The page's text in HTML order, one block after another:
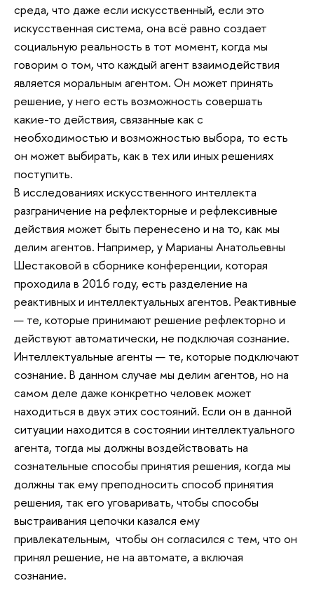
среда, что даже если искусственный, если это
искусственная система, она всё равно создает
социальную реальность в тот момент, когда мы
говорим о том, что каждый агент взаимодействия
является моральным агентом. Он может принять
решение, у него есть возможность совершать
какие-то действия, связанные как с
необходимостью и возможностью выбора, то есть
он может выбирать, как в тех или иных решениях
поступить.
В исследованиях искусственного интеллекта
разграничение на рефлекторные и рефлексивные
действия может быть перенесено и на то, как мы
делим агентов. Например, у Марианы Анатольевны
Шестаковой в сборнике конференции, которая
проходила в 2016 году, есть разделение на
реактивных и интеллектуальных агентов. Реактивные
— те, которые принимают решение рефлекторно и
действуют автоматически, не подключая сознание.
Интеллектуальные агенты — те, которые подключают
сознание. В данном случае мы делим агентов, но на
самом деле даже конкретно человек может
находиться в двух этих состояний. Если он в данной
ситуации находится в состоянии интеллектуального
агента, тогда мы должны воздействовать на
сознательные способы принятия решения, когда мы
должны так ему преподносить способ принятия
решения, так его уговаривать, чтобы способы
выстраивания цепочки казался ему
привлекательным, чтобы он согласился с тем, что он
принял решение, не на автомате, а включая
сознание.